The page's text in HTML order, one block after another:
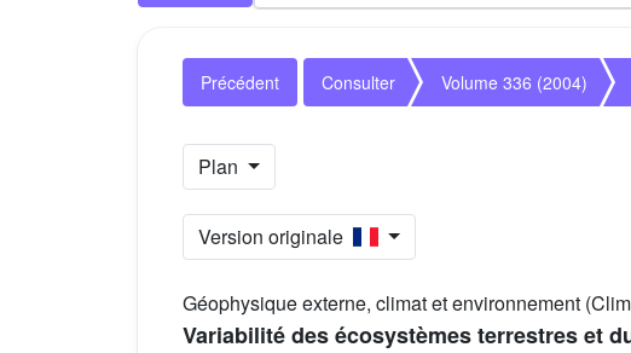
Précédent Consulter Volume 336 (2004)
Plan
Version originale
Géophysique externe, climat et environnement
Variabilité des écosystèmes terrestres et